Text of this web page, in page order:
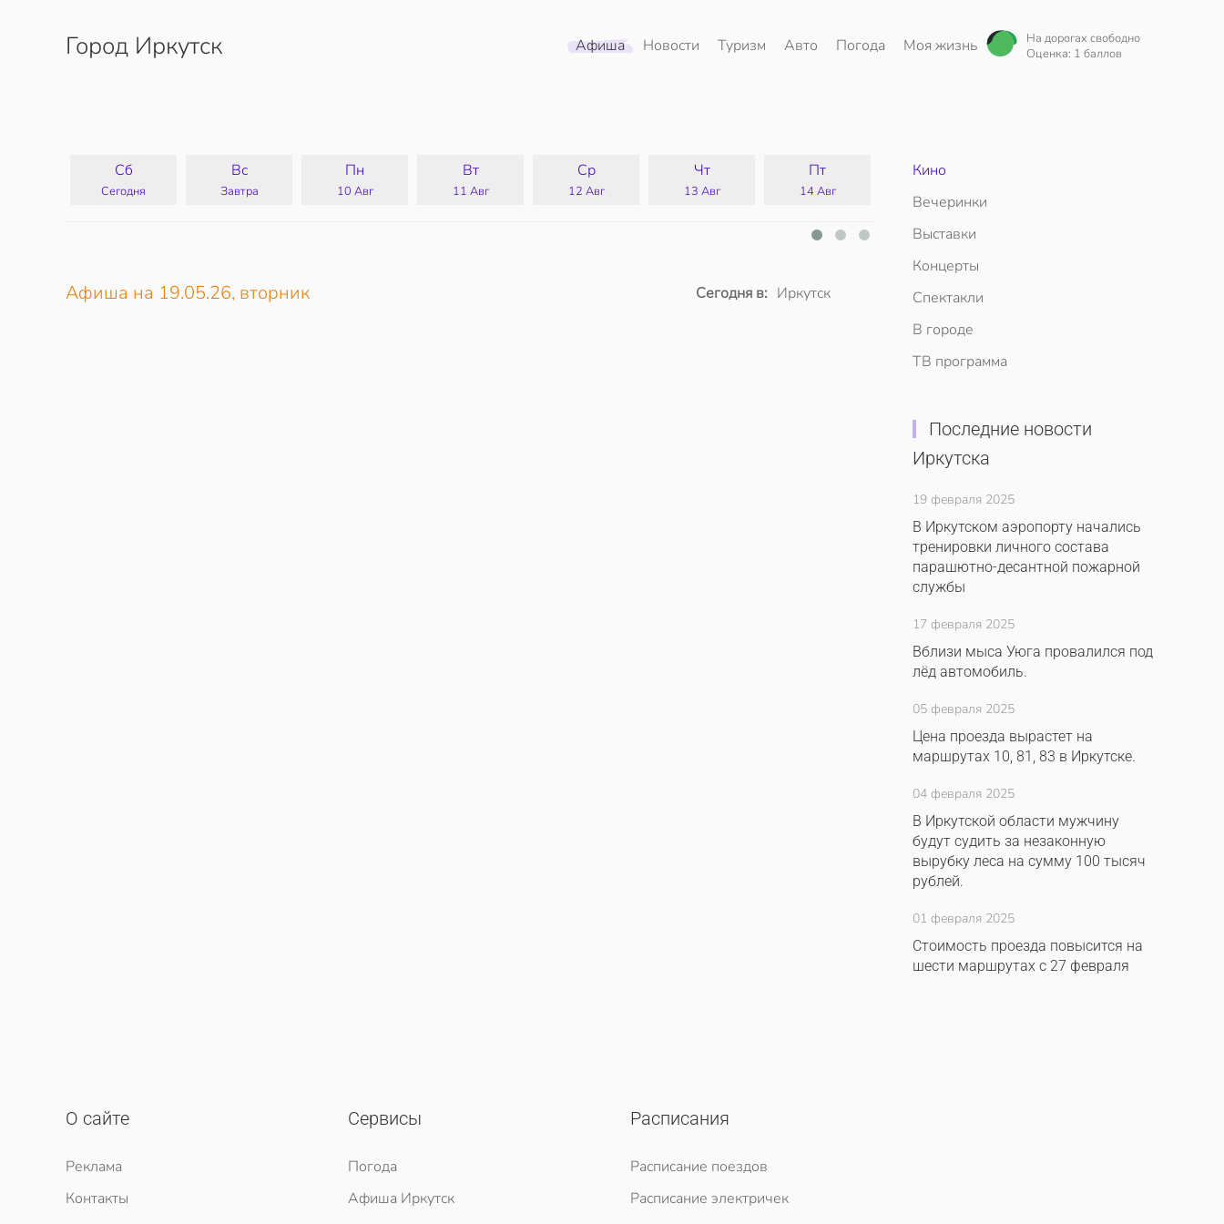
Перейти к содержимому
Город Иркутск Афиша Новости Туризм Авто Погода Моя жизнь
На дорогах свободно
Оценка: 1 баллов
Сб
Сегодня
Вс
Завтра
Пн
10 Авг
Вт
11 Авг
Ср
12 Авг
Чт
13 Авг
Пт
14 Авг
Сб
Сегодня в: Иркутск
Афиша на 19.05.26, вторник
Кино
Вечеринки
Выставки
Концерты
Спектакли
В городе
ТВ программа
Последние новости
Иркутска
19 февраля 2025
В Иркутском аэропорту начались
тренировки личного состава
парашютно-десантной пожарной
службы
17 февраля 2025
Вблизи мыса Уюга провалился под
лёд автомобиль.
05 февраля 2025
Цена проезда вырастет на
маршрутах 10, 81, 83 в Иркутске.
04 февраля 2025
В Иркутской области мужчину
будут судить за незаконную
вырубку леса на сумму 100 тысяч
рублей.
01 февраля 2025
Стоимость проезда повысится на
шести маршрутах с 27 февраля
О сайте
Реклама
Контакты
Сервисы
Погода
Афиша Иркутск
Расписания
Расписание поездов
Расписание электричек